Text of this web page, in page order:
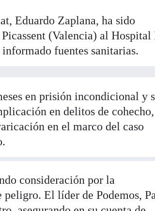
Eduardo Zaplana, ha sido
(Valencia) al Hospital
fuentes sanitarias.
en prisión incondicional y
en delitos de cohecho,
en el marco del caso
consideración por la
peligro. El líder de Podemos,